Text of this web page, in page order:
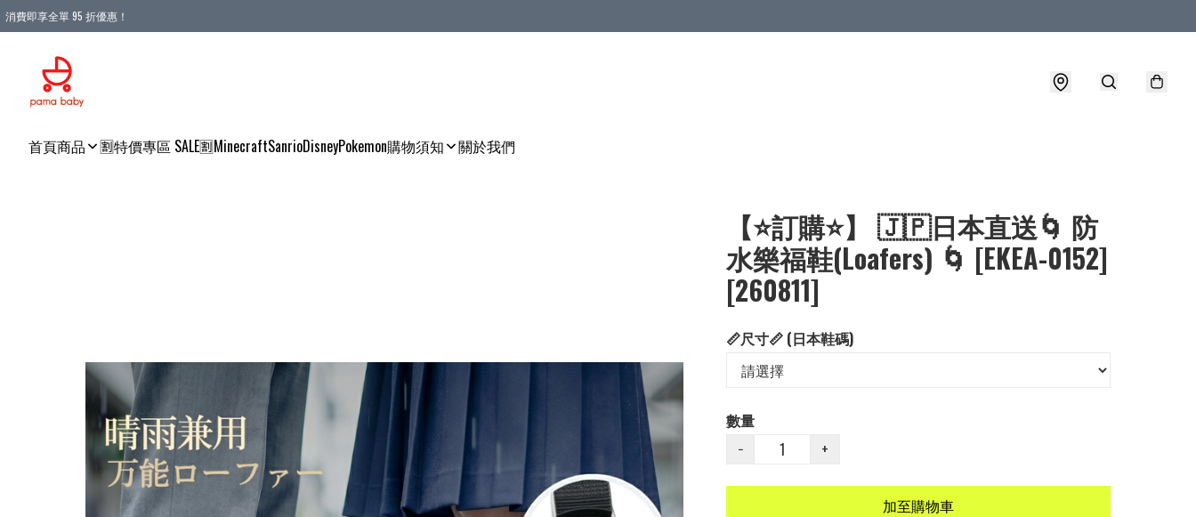
消費即享全單 95 折優惠！
首頁商品 🈹特價專區 SALE🈹MinecraftSanrioDisneyPokemon購物須知 關於我們
【⭐訂購⭐】 🇯🇵日本直送🌀 防
水樂福鞋(Loafers) 🌀 [EKEA-0152]
[260811]
📏尺寸📏 (日本鞋碼)
數量
−
+
加至購物車